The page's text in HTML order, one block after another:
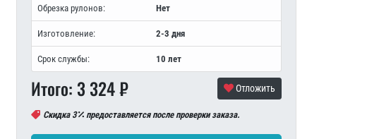
Обрезка рулонов: Нет
Изготовление: 2-3 дня
Срок службы: 10 лет
Итого: 3 324₽ Отложить
Скидка 3 предоставляется после проверки заказа.